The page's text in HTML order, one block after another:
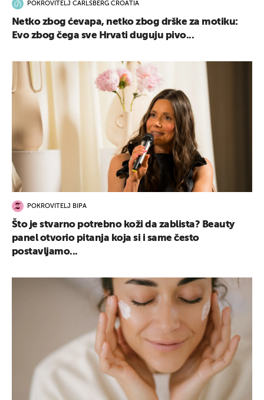
POKROVITELJ CARLSBERG CROATIA
Netko zbog ćevapa, netko zbog drške za motiku:
Evo zbog čega sve Hrvati duguju pivo...
POKROVITELJ BIPA
Što je stvarno potrebno koži da zablista? Beauty
panel otvorio pitanja koja si i same često
postavljamo...